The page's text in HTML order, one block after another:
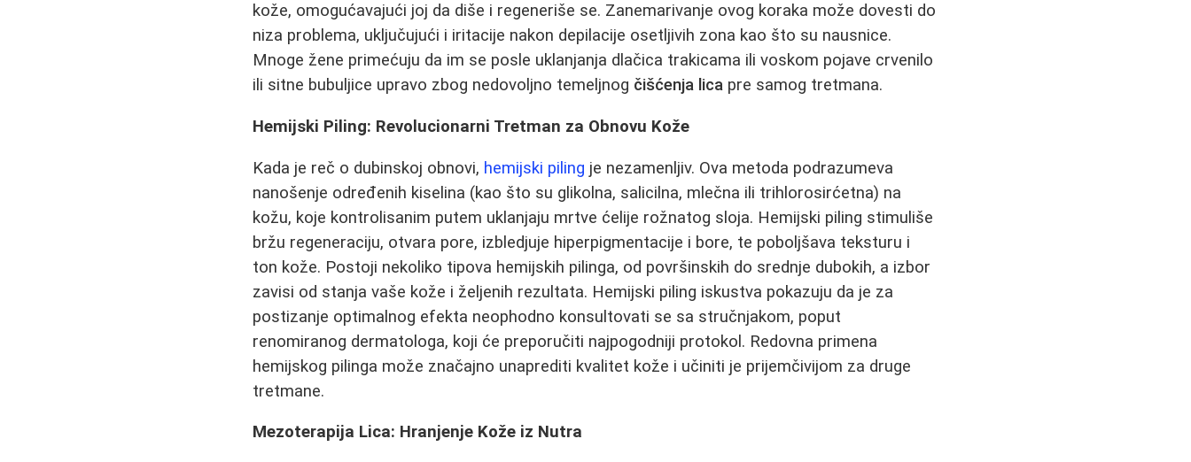
kože, omogućavajući joj da diše i regeneriše se. Zanemarivanje ovog koraka može dovesti do
niza problema, uključujući i iritacije nakon depilacije osetljivih zona kao što su nausnice.
Mnoge žene primećuju da im se posle uklanjanja dlačica trakicama ili voskom pojave crvenilo
ili sitne bubuljice upravo zbog nedovoljno temeljnog čišćenja lica pre samog tretmana.
Hemijski Piling: Revolucionarni Tretman za Obnovu Kože
Kada je reč o dubinskoj obnovi, hemijski piling je nezamenljiv. Ova metoda podrazumeva
nanošenje određenih kiselina (kao što su glikolna, salicilna, mlečna ili trihlorosirćetna) na
kožu, koje kontrolisanim putem uklanjaju mrtve ćelije rožnatog sloja. Hemijski piling stimuliše
bržu regeneraciju, otvara pore, izbledjuje hiperpigmentacije i bore, te poboljšava teksturu i
ton kože. Postoji nekoliko tipova hemijskih pilinga, od površinskih do srednje dubokih, a izbor
zavisi od stanja vaše kože i željenih rezultata. Hemijski piling iskustva pokazuju da je za
postizanje optimalnog efekta neophodno konsultovati se sa stručnjakom, poput
renomiranog dermatologa, koji će preporučiti najpogodniji protokol. Redovna primena
hemijskog pilinga može značajno unaprediti kvalitet kože i učiniti je prijemčivijom za druge
tretmane.
Mezoterapija Lica: Hranjenje Kože iz Nutra